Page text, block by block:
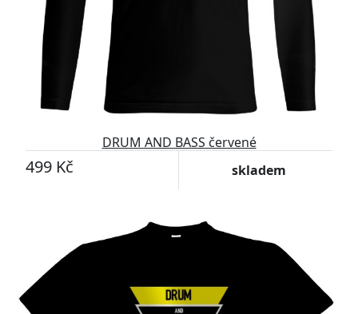
DRUM AND BASS červené
499 Kč skladem